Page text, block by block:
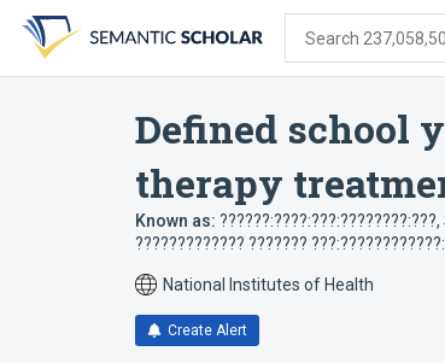
search
form
content
account
menu
Search
Defined school
therapy
Known as: ??????:????:???:????????:???,
????????????? ???????
National Institutes of Health
Create Alert